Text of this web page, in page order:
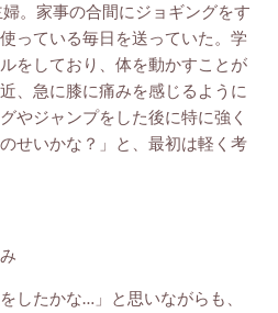
。家事の合間にジョギングをす
っている毎日を送っていた。学
をしており、体を動かすことが
、急に膝に痛みを感じるように
やジャンプをした後に特に強く
せいかな？」と、最初は軽く考
したかな…」と思いながらも、